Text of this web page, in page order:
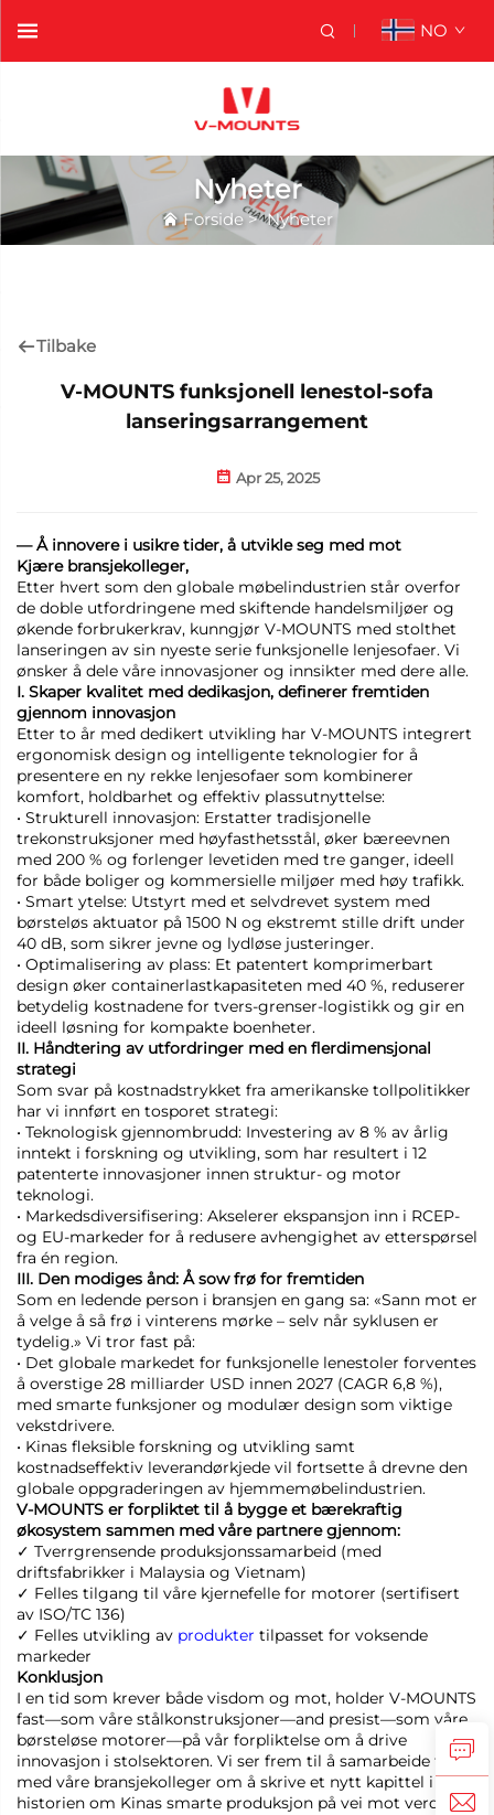
NO
Nyheter
Forside>Nyheter
Tilbake
V-MOUNTS funksjonell lenestol-sofa
lanseringsarrangement
Apr 25, 2025
— Å innovere i usikre tider, å utvikle seg med mot
Kjære bransjekolleger,
Etter hvert som den globale møbelindustrien står overfor
de doble utfordringene med skiftende handelsmiljøer og
økende forbrukerkrav, kunngjør V-MOUNTS med stolthet
lanseringen av sin nyeste serie funksjonelle lenjesofaer. Vi
ønsker å dele våre innovasjoner og innsikter med dere alle.
I. Skaper kvalitet med dedikasjon, definerer fremtiden
gjennom innovasjon
Etter to år med dedikert utvikling har V-MOUNTS integrert
ergonomisk design og intelligente teknologier for å
presentere en ny rekke lenjesofaer som kombinerer
komfort, holdbarhet og effektiv plassutnyttelse:
• Strukturell innovasjon: Erstatter tradisjonelle
trekonstruksjoner med høyfasthetsstål, øker bæreevnen
med 200 % og forlenger levetiden med tre ganger, ideell
for både boliger og kommersielle miljøer med høy trafikk.
• Smart ytelse: Utstyrt med et selvdrevet system med
børsteløs aktuator på 1500 N og ekstremt stille drift under
40 dB, som sikrer jevne og lydløse justeringer.
• Optimalisering av plass: Et patentert komprimerbart
design øker containerlastkapasiteten med 40 %, reduserer
betydelig kostnadene for tvers-grenser-logistikk og gir en
ideell løsning for kompakte boenheter.
II. Håndtering av utfordringer med en flerdimensjonal
strategi
Som svar på kostnadstrykket fra amerikanske tollpolitikker
har vi innført en tosporet strategi:
• Teknologisk gjennombrudd: Investering av 8 % av årlig
inntekt i forskning og utvikling, som har resultert i 12
patenterte innovasjoner innen struktur- og motor
teknologi.
• Markedsdiversifisering: Akselerer ekspansjon inn i RCEP-
og EU-markeder for å redusere avhengighet av etterspørsel
fra én region.
III. Den modiges ånd: Å sow frø for fremtiden
Som en ledende person i bransjen en gang sa: «Sann mot er
å velge å så frø i vinterens mørke – selv når syklusen er
tydelig.» Vi tror fast på:
• Det globale markedet for funksjonelle lenestoler forventes
å overstige 28 milliarder USD innen 2027 (CAGR 6,8 %),
med smarte funksjoner og modulær design som viktige
vekstdrivere.
• Kinas fleksible forskning og utvikling samt
kostnadseffektiv leverandørkjede vil fortsette å drevne den
globale oppgraderingen av hjemmemøbelindustrien.
V-MOUNTS er forpliktet til å bygge et bærekraftig
økosystem sammen med våre partnere gjennom:
✓ Tverrgrensende produksjonssamarbeid (med
driftsfabrikker i Malaysia og Vietnam)
✓ Felles tilgang til våre kjernefelle for motorer (sertifisert
av ISO/TC 136)
✓ Felles utvikling av produkter tilpasset for voksende
markeder
Konklusjon
I en tid som krever både visdom og mot, holder V-MOUNTS
fast—som våre stålkonstruksjoner—and presist—som våre
børsteløse motorer—på vår forpliktelse om å drive
innovasjon i stolsektoren. Vi ser frem til å samarbeide tett
med våre bransjekolleger om å skrive et nytt kapittel i
historien om Kinas smarte produksjon på vei mot verden.